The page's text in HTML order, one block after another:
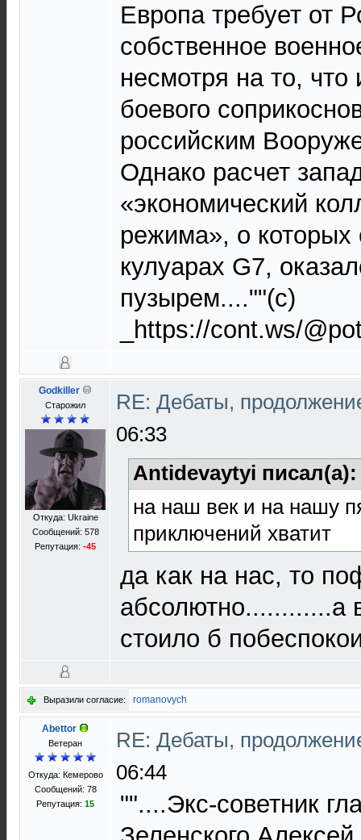
Европа требует от
собственное
несмотря на то,
боевого
российским
Однако расчет
«экономический
режима», о которых
кулуарах G7,
пузырем....""(с)
_https://cont.ws/
Godkiller
Старожил
Откуда: Ukraine
Сообщений: 578
Репутация: -45
RE: Дебаты,
06:33
Antidevaytyi
на наш век и на нашу
приключений хватит
да как на нас, то
абсолютно............а
стоило б
Выразили согласие: romanovych
Abettor
Ветеран
Откуда: Кемерово
Сообщений: 78
Репутация: 15
RE: Дебаты,
06:44
""....Экс-советник